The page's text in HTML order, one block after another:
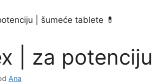
| za
Ana